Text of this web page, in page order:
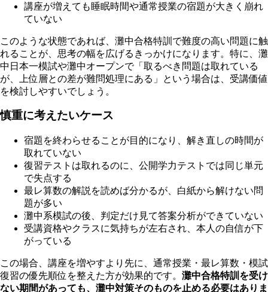
講座が増えても睡眠時間や通常授業の宿題が大きく崩れ
ていない
このような状態であれば、灘中合格特訓で難度の高い問題に触
れることが、思考の幅を広げるきっかけになります。特に、灘
中日本一模試や灘中オープンで「取るべき問題は取れている
が、上位層との差が難問処理にある」という場合は、受講価値
を検討しやすいでしょう。
慎重に考えたいケース
宿題を終わらせることが目的になり、解き直しの時間が
取れていない
復習テストは取れるのに、公開学力テストでは同じ単元
で失点する
最レ算数の解説を読めば分かるが、白紙から解けない問
題が多い
灘中系模試の後、判定だけ見て答案分析ができていない
受講資格やクラスに気持ちが左右され、本人の自信が下
がっている
この場合、講座を増やすより先に、通常授業・最レ算数・模試
復習の優先順位を整えた方が効果的です。 灘中合格特訓を受け
ない期間があっても、灘中対策そのものを止める必要はありま